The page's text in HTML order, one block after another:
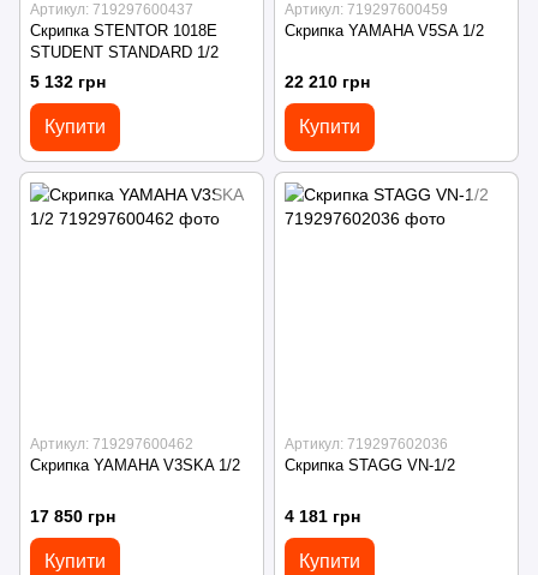
Артикул: 719297600437
Скрипка STENTOR 1018E
STUDENT STANDARD 1/2
5 132 грн
Купити
Артикул: 719297600459
Скрипка YAMAHA V5SA 1/2
22 210 грн
Купити
Артикул: 719297600462
Скрипка YAMAHA V3SKA 1/2
17 850 грн
Купити
Артикул: 719297602036
Скрипка STAGG VN-1/2
4 181 грн
Купити